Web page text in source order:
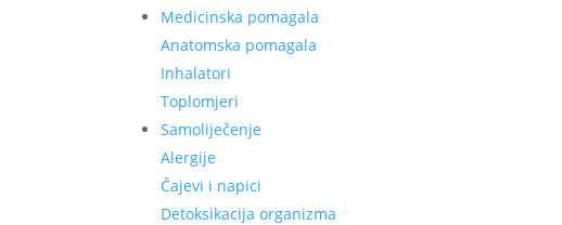
Medicinska pomagala
Anatomska pomagala
Inhalatori
Toplomjeri
Samoliječenje
Alergije
Čajevi i napici
Detoksikacija organizma